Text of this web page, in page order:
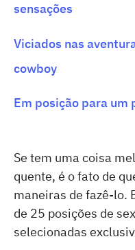
sensações
Viciados nas
cowboy
Em posição para um
Se tem uma coisa
quente, é o fato de
maneiras de fazê-lo.
de 25 posições de
selecionadas